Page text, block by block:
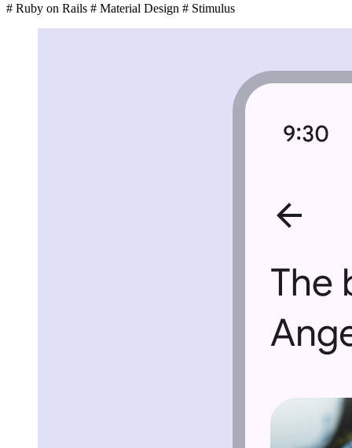
# Ruby on Rails # Material Design # Stimulus